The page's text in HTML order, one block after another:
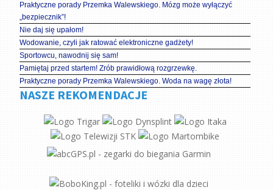
Praktyczne porady Przemka Walewskiego. Mózg może wyłączyć
„bezpiecznik”!
Nie daj się upałom!
Wodowanie, czyli jak ratować elektroniczne gadżety!
Sportowcu, nawodnij się sam!
Pamiętaj przed startem! Zrób prawidłową rozgrzewkę.
Praktyczne porady Przemka Walewskiego. Woda na wagę złota!
NASZE REKOMENDACJE